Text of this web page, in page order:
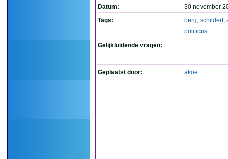
Datum:
30 november
Tags:
berg, schildert,
politicus
Gelijkluidende vragen:
Geplaatst door: akoe